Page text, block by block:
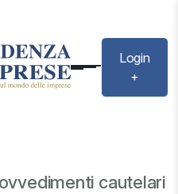
Login
+
cautelari